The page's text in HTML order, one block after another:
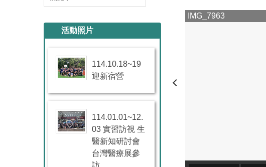
活動照片
114.11.13 系烤
迎新宿營
03 實習訪視 生
醫新知研討會
台灣醫療展參
訪
IMG_7963